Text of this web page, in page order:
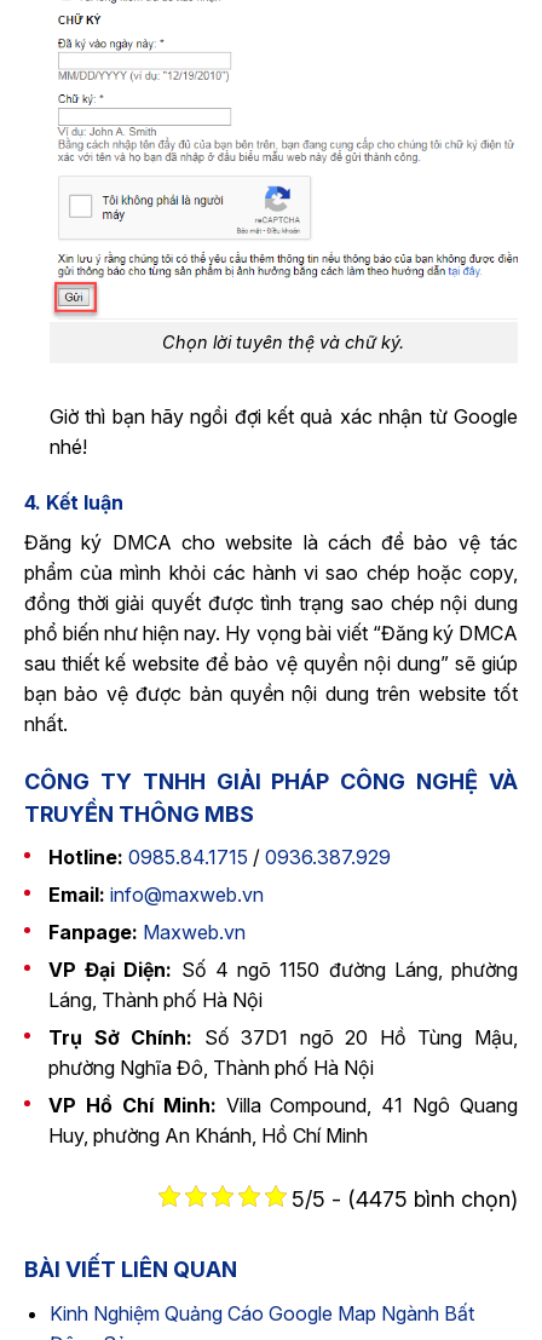
Chọn lời tuyên thệ và chữ ký.
Giờ thì bạn hãy ngồi đợi kết quả xác nhận từ Google
nhé!
4. Kết luận
Đăng ký DMCA cho website là cách để bảo vệ tác
phẩm của mình khỏi các hành vi sao chép hoặc copy,
đồng thời giải quyết được tình trạng sao chép nội dung
phổ biến như hiện nay. Hy vọng bài viết “Đăng ký DMCA
sau thiết kế website để bảo vệ quyền nội dung” sẽ giúp
bạn bảo vệ được bản quyền nội dung trên website tốt
nhất.
CÔNG TY TNHH GIẢI PHÁP CÔNG NGHỆ VÀ
TRUYỀN THÔNG MBS
Hotline: 0985.84.1715 / 0936.387.929
Email: info@maxweb.vn
Fanpage: Maxweb.vn
VP Đại Diện: Số 4 ngõ 1150 đường Láng, phường
Láng, Thành phố Hà Nội
Trụ Sở Chính: Số 37D1 ngõ 20 Hồ Tùng Mậu,
phường Nghĩa Đô, Thành phố Hà Nội
VP Hồ Chí Minh: Villa Compound, 41 Ngô Quang
Huy, phường An Khánh, Hồ Chí Minh
5/5 - (4475 bình chọn)
BÀI VIẾT LIÊN QUAN
Kinh Nghiệm Quảng Cáo Google Map Ngành Bất